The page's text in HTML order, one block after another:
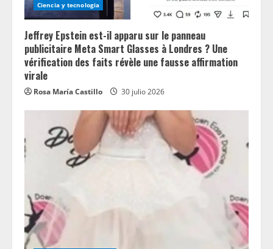
Ciencia y tecnologia
Jeffrey Epstein est-il apparu sur le panneau
publicitaire Meta Smart Glasses à Londres ? Une
vérification des faits révèle une fausse affirmation
virale
Rosa María Castillo 30 julio 2026